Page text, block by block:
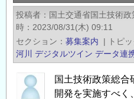
始
の
公
示
ジ
タ
ル
テ
ス
ト
投稿者 国土交通省国土技術
時
2023/08/31(木) 09:11
セクション
募集案内 | トピ
河川
デジタルツイン データ連
国土技術政策総合
開発を実施すべく